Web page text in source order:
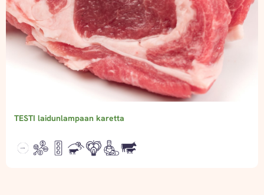
TESTI laidunlampaan karetta